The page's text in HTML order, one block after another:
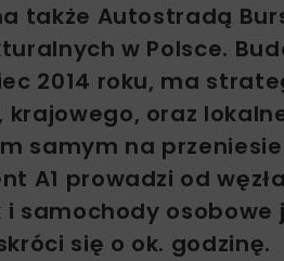
także Autostradą
w Polsce.
2014 roku, ma
oraz
samym na
A1 prowadzi od
samochody
się o ok. godzinę.